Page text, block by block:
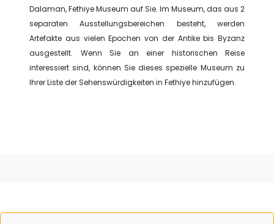
Dalaman, Fethiye Museum auf Sie. Im Museum, das aus 2
separaten Ausstellungsbereichen besteht, werden
Artefakte aus vielen Epochen von der Antike bis Byzanz
ausgestellt. Wenn Sie an einer historischen Reise
interessiert sind, können Sie dieses spezielle Museum zu
Ihrer Liste der Sehenswürdigkeiten in Fethiye hinzufügen.